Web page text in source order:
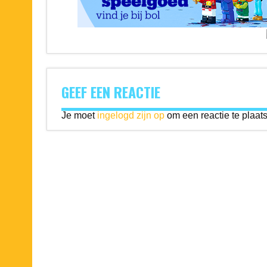
GEEF EEN REACTIE
Je moet ingelogd zijn opom een reactie te